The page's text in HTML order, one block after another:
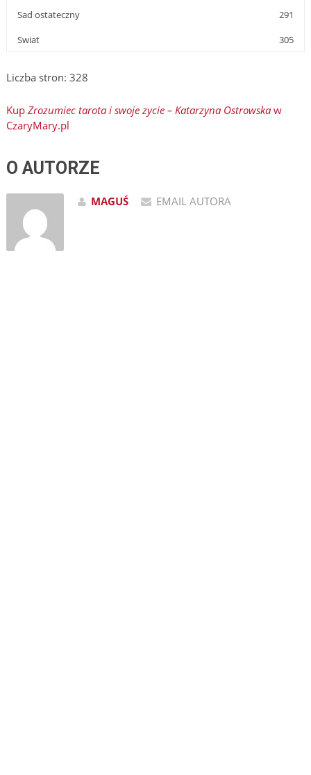
Sad ostateczny
291
Swiat
305
Liczba stron: 328
Kup Zrozumiec tarota i swoje zycie – Katarzyna Ostrowskaw
CzaryMary.pl
O AUTORZE
MAGUŚ EMAIL AUTORA